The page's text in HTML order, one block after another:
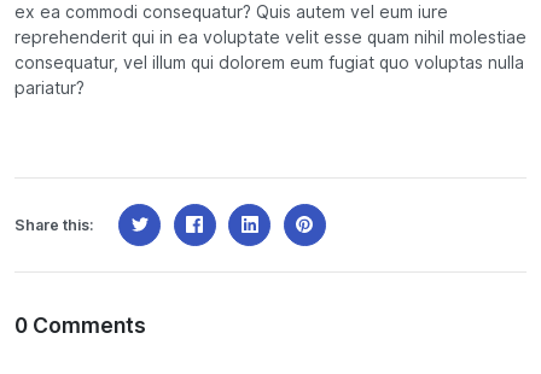
ex ea commodi consequatur? Quis autem vel eum iure
reprehenderit qui in ea voluptate velit esse quam nihil molestiae
consequatur, vel illum qui dolorem eum fugiat quo voluptas nulla
pariatur?
Share this:
0 Comments